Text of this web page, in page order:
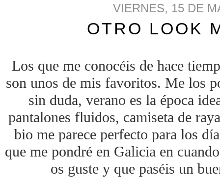
VIERNES, 15 DE
OTRO LOOK
Los que me conocéis de hace
son unos de mis favoritos. Me los
sin duda, verano es la época
pantalones fluidos, camiseta de
bio me parece perfecto para los
que me pondré en Galicia en
os guste y que paséis un